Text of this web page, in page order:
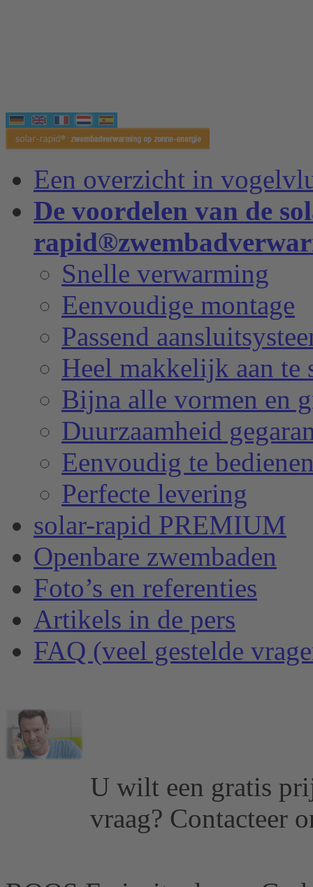
Een overzicht in
De voordelen van de
Snelle verwarming
Eenvoudige montage
Passend
Heel makkelijk aan
Bijna alle vormen en
Duurzaamheid
Eenvoudig te
Perfecte levering
solar-rapid PREMIUM
Openbare zwembaden
Foto’s en referenties
Artikels in de pers
FAQ (veel gestelde
U wilt een gratis
vraag? Contacteer